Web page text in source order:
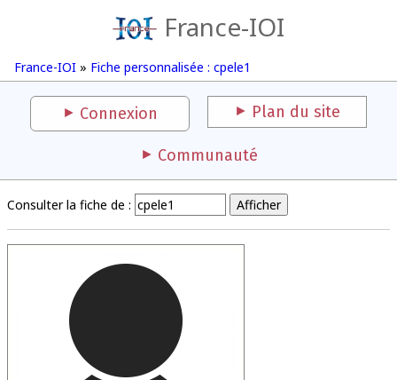
France-IOI
France-IOI » Fiche personnalisée : cpele1
Connexion Plan du site
Communauté
Consulter la fiche de :